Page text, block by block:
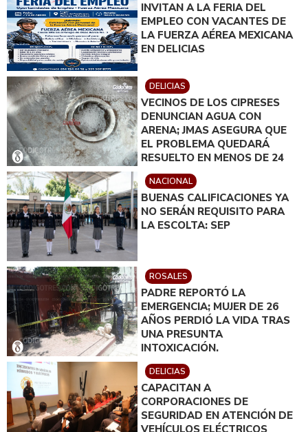
INVITAN A LA FERIA DEL
EMPLEO CON VACANTES DE
LA FUERZA AÉREA MEXICANA
EN DELICIAS
DELICIAS
VECINOS DE LOS CIPRESES
DENUNCIAN AGUA CON
ARENA; JMAS ASEGURA QUE
EL PROBLEMA QUEDARÁ
RESUELTO EN MENOS DE 24
HORAS
NACIONAL
BUENAS CALIFICACIONES YA
NO SERÁN REQUISITO PARA
LA ESCOLTA: SEP
ROSALES
PADRE REPORTÓ LA
EMERGENCIA; MUJER DE 26
AÑOS PERDIÓ LA VIDA TRAS
UNA PRESUNTA
INTOXICACIÓN.
DELICIAS
CAPACITAN A
CORPORACIONES DE
SEGURIDAD EN ATENCIÓN DE